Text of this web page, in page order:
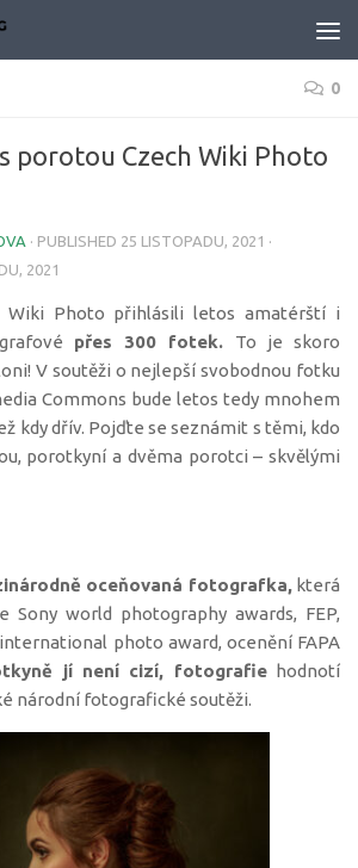
0
porotou Czech Wiki Photo
· PUBLISHED 25 LISTOPADU, 2021 ·
2021
Wiki Photo přihlásili letos amatérští i
přes 300 fotek. To je skoro
V soutěži o nejlepší svobodnou fotku
Commons bude letos tedy mnohem
kdy dřív. Pojďte se seznámit s těmi, kdo
porotkyní a dvěma porotci – skvělými
oceňovaná fotografka,která
Sony world photography awards, FEP,
photo award, ocenění FAPA
jí není cizí, fotografiehodnotí
národní fotografické soutěži.